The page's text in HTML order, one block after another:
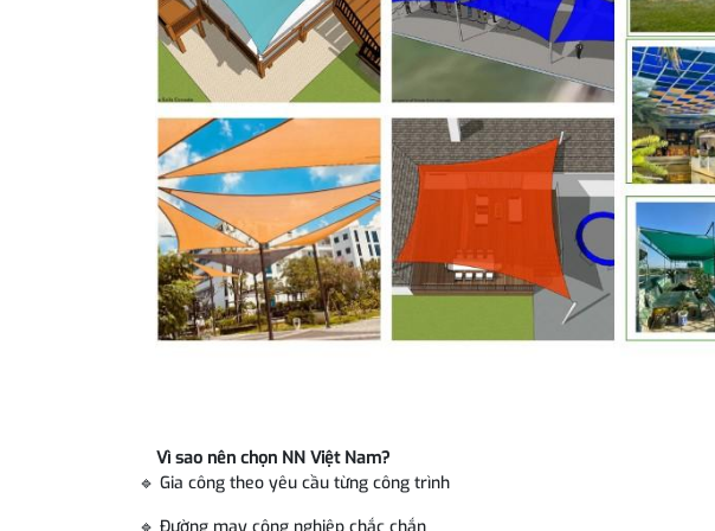
Vì sao nên chọn NN Việt Nam?
🔹 Gia công theo yêu cầu từng công trình